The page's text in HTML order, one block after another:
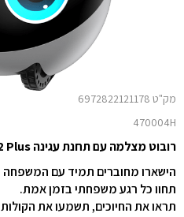
מק"ט 6972822121178
470004H
רובוט מצלמה עם תחנת עגינה EBO Air 2 Plus מבית enabot
הישארו מחוברים תמיד עם המשפחה
תחוו כל רגע משפחתי בזמן אמת.
תראו את החיוכים, תשמעו את